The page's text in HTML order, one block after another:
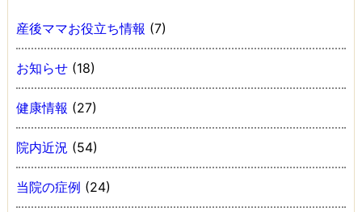
産後ママお役立ち情報 (7)
お知らせ (18)
健康情報 (27)
院内近況 (54)
当院の症例 (24)